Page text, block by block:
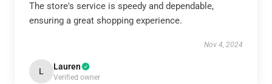
The store's service is speedy and dependable,
ensuring a great shopping experience.
Nov 4, 2024
L Lauren
Verified owner